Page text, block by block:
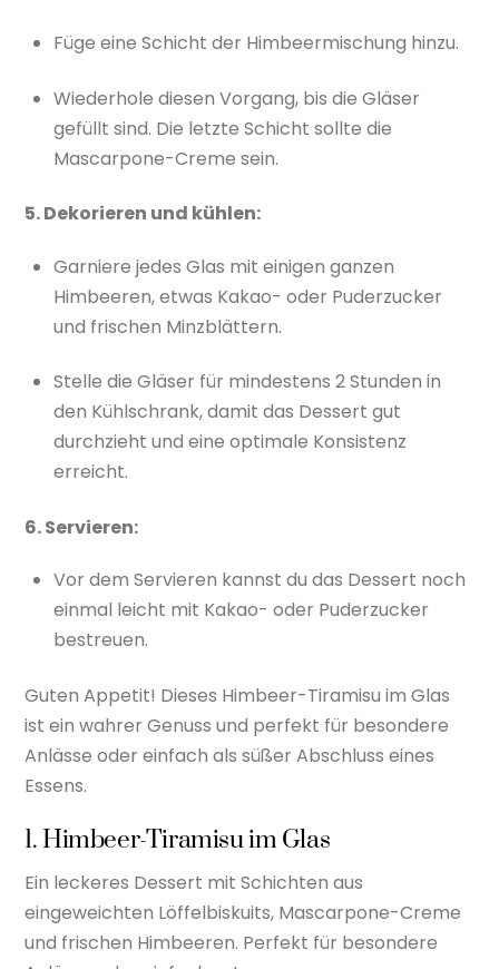
Füge eine Schicht der Himbeermischung hinzu.
Wiederhole diesen Vorgang, bis die Gläser
gefüllt sind. Die letzte Schicht sollte die
Mascarpone-Creme sein.
5. Dekorieren und kühlen:
Garniere jedes Glas mit einigen ganzen
Himbeeren, etwas Kakao- oder Puderzucker
und frischen Minzblättern.
Stelle die Gläser für mindestens 2 Stunden in
den Kühlschrank, damit das Dessert gut
durchzieht und eine optimale Konsistenz
erreicht.
6. Servieren:
Vor dem Servieren kannst du das Dessert noch
einmal leicht mit Kakao- oder Puderzucker
bestreuen.
Guten Appetit! Dieses Himbeer-Tiramisu im Glas
ist ein wahrer Genuss und perfekt für besondere
Anlässe oder einfach als süßer Abschluss eines
Essens.
1. Himbeer-Tiramisu im Glas
Ein leckeres Dessert mit Schichten aus
eingeweichten Löffelbiskuits, Mascarpone-Creme
und frischen Himbeeren. Perfekt für besondere